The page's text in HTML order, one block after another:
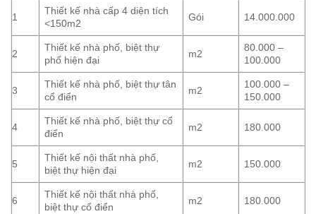
1
Thiết kế nhà cấp 4 diện tích
<150m2
Gói 14.000.000
2
Thiết kế nhà phố, biệt thự
phố hiện đại
m2
80.000 –
100.000
3
Thiết kế nhà phố, biệt thự tân
cổ điển
m2
100.000 –
150.000
4
Thiết kế nhà phố, biệt thự cổ
điển
m2 180.000
5
Thiết kế nội thất nhà phố,
biệt thự hiện đại
m2 150.000
6
Thiết kế nội thất nhà phố,
biệt thự cổ điển
m2 180.000